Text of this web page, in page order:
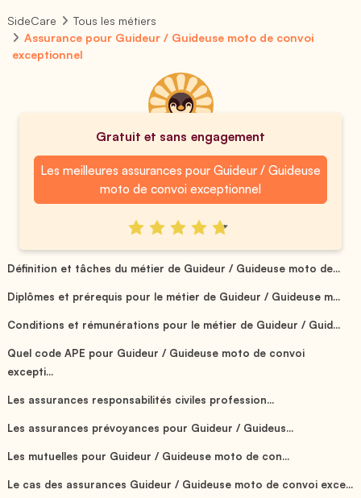
SideCare
Tous les métiers
Assurance pour Guideur / Guideuse moto de convoi
exceptionnel
Gratuit et sans engagement
Les meilleures assurances pour Guideur / Guideuse
moto de convoi exceptionnel
Définition et tâches du métier de Guideur / Guideuse moto de...
Diplômes et prérequis pour le métier de Guideur / Guideuse m...
Conditions et rémunérations pour le métier de Guideur / Guid...
Quel code APE pour Guideur / Guideuse moto de convoi
excepti...
Les assurances responsabilités civiles profession...
Les assurances prévoyances pour Guideur / Guideus...
Les mutuelles pour Guideur / Guideuse moto de con...
Le cas des assurances Guideur / Guideuse moto de convoi exce...